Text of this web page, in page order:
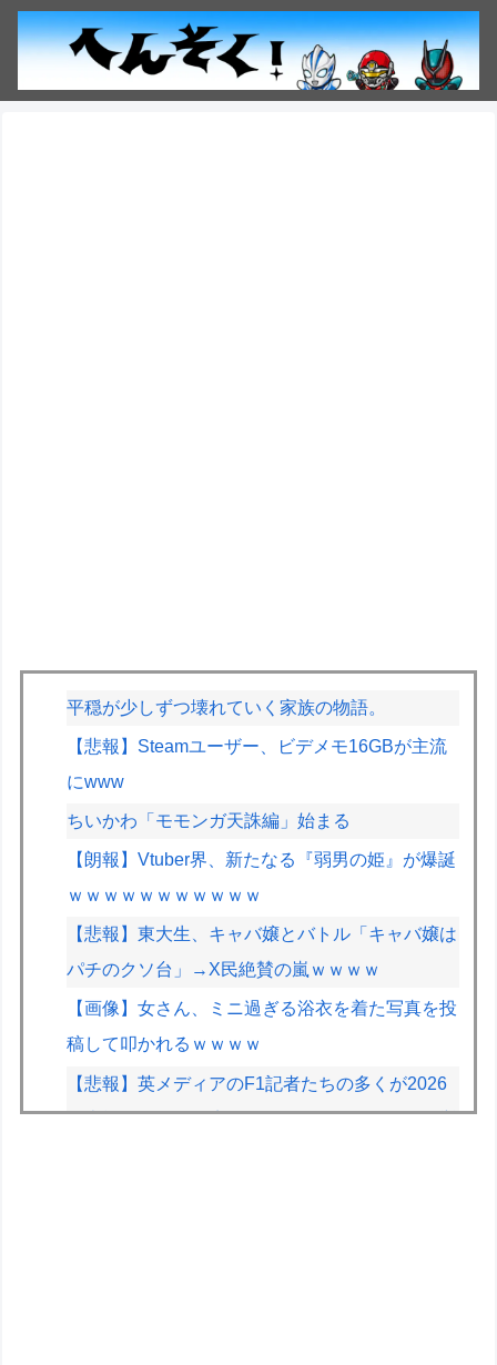
平穏が少しずつ壊れていく家族の物語。
【悲報】Steamユーザー、ビデメモ16GBが主流
にwww
ちいかわ「モモンガ天誅編」始まる
【朗報】Vtuber界、新たなる『弱男の姫』が爆誕
ｗｗｗｗｗｗｗｗｗｗｗ
【悲報】東大生、キャバ嬢とバトル「キャバ嬢は
パチのクソ台」→X民絶賛の嵐ｗｗｗｗ
【画像】女さん、ミニ過ぎる浴衣を着た写真を投
稿して叩かれるｗｗｗｗ
【悲報】英メディアのF1記者たちの多くが2026
前半戦を終えて鈴鹿とスパをワーストレースに挙